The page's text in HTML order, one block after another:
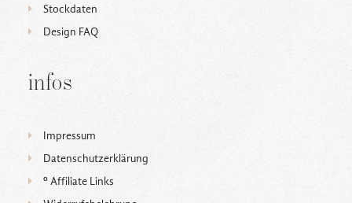
Stockdaten
Design FAQ
infos
Impressum
Datenschutzerklärung
ᵒ Affiliate Links